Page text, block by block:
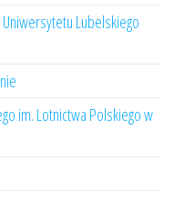
Lubelskiego
im. Lotnictwa Polskiego w